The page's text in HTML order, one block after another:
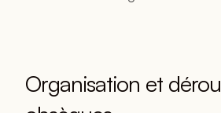
Organisation et